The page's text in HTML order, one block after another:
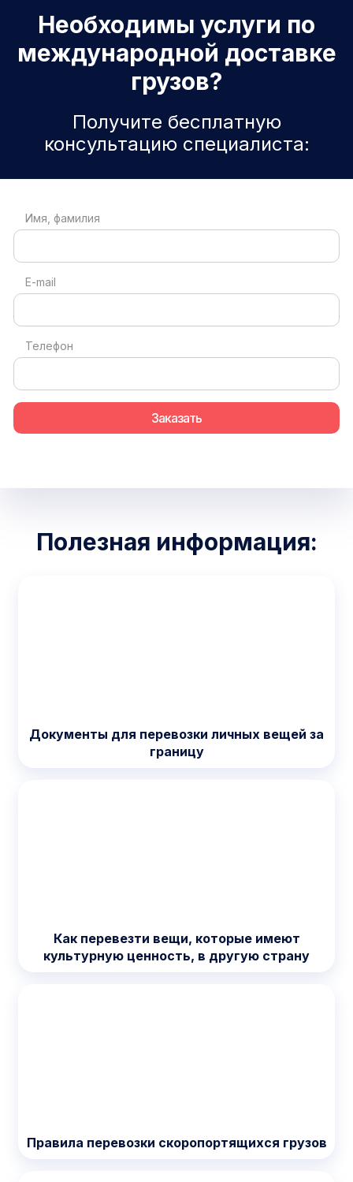
Необходимы услуги по
международной доставке
грузов?
Получите бесплатную
консультацию специалиста:
Имя, фамилия
E-mail
Телефон
Полезная информация:
Документы для перевозки личных вещей за
границу
Как перевезти вещи, которые имеют
культурную ценность, в другую страну
Правила перевозки скоропортящихся грузов